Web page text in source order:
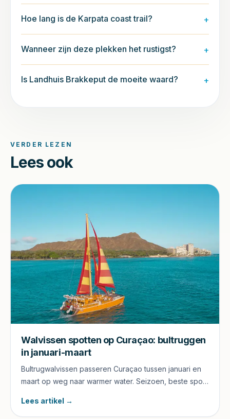
Hoe lang is de Karpata coast trail? +
Wanneer zijn deze plekken het rustigst? +
Is Landhuis Brakkeput de moeite waard? +
VERDER LEZEN
Lees ook
Walvissen spotten op Curaçao: bultruggen
in januari-maart
Bultrugwalvissen passeren Curaçao tussen januari en
maart op weg naar warmer water. Seizoen, beste spots
Lees artikel →